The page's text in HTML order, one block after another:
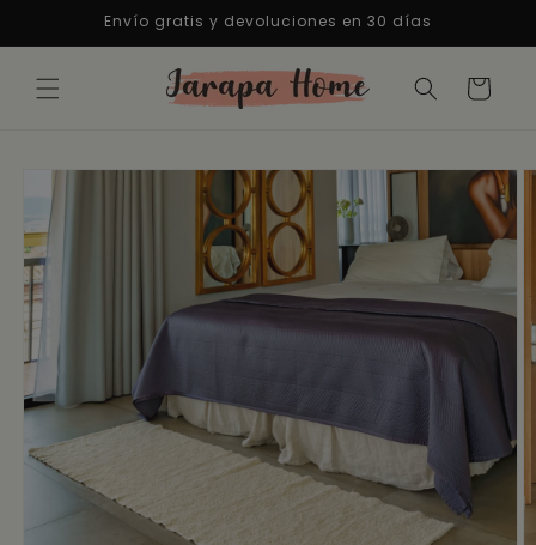
directamente
al contenido
Envío gratis y devoluciones en 30 días
Carrito
directamente
información
del producto